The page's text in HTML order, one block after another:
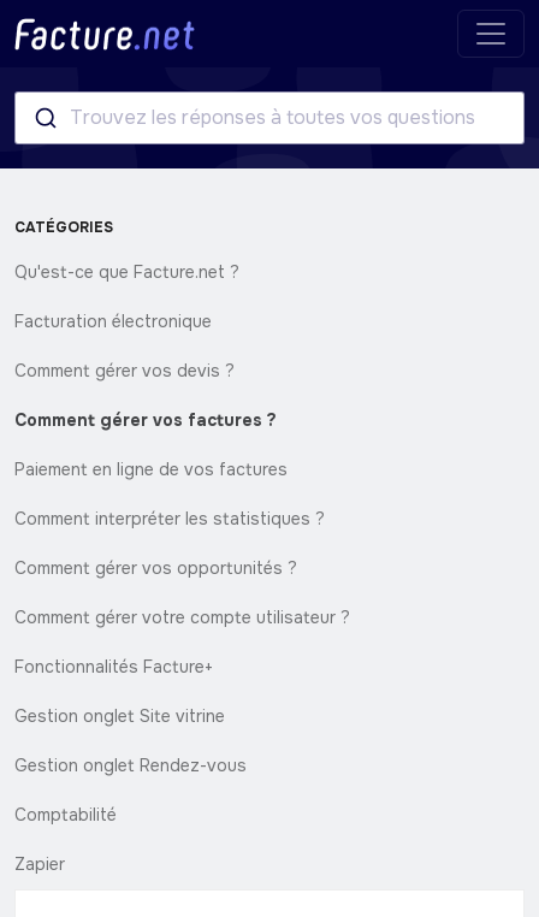
Trouvez les réponses à toutes vos questions
CATÉGORIES
Qu'est-ce que Facture.net ?
Facturation électronique
Comment gérer vos devis ?
Comment gérer vos factures ?
Paiement en ligne de vos factures
Comment interpréter les statistiques ?
Comment gérer vos opportunités ?
Comment gérer votre compte utilisateur ?
Fonctionnalités Facture+
Gestion onglet Site vitrine
Gestion onglet Rendez-vous
Comptabilité
Zapier